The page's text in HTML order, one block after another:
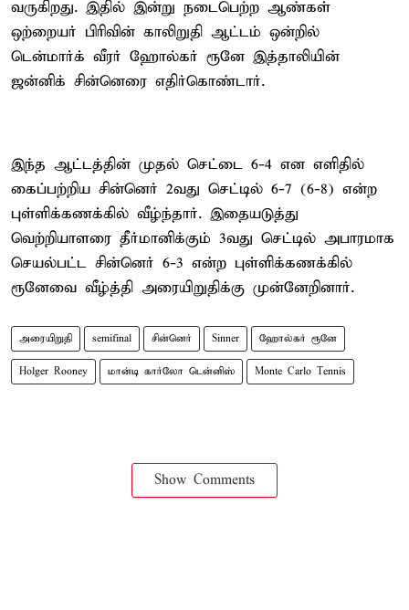
வருகிறது. இதில் இன்று நடைபெற்ற ஆண்கள்
ஒற்றையர் பிரிவின் காலிறுதி ஆட்டம் ஒன்றில்
டென்மார்க் வீரர் ஹோல்கர் ரூனே இத்தாலியின்
ஜன்னிக் சின்னெரை எதிர்கொண்டார்.
இந்த ஆட்டத்தின் முதல் செட்டை 6-4 என எளிதில்
கைப்பற்றிய சின்னெர் 2வது செட்டில் 6-7 (6-8) என்ற
புள்ளிக்கணக்கில் வீழ்ந்தார். இதையடுத்து
வெற்றியாளரை தீர்மானிக்கும் 3வது செட்டில் அபாரமாக
செயல்பட்ட சின்னெர் 6-3 என்ற புள்ளிக்கணக்கில்
ரூனேவை வீழ்த்தி அரையிறுதிக்கு முன்னேறினார்.
அரையிறுதி semifinal சின்னெர் Sinner ஹோல்கர் ரூனே
Holger Rooney மான்டி கார்லோ டென்னிஸ் Monte Carlo Tennis
Show Comments